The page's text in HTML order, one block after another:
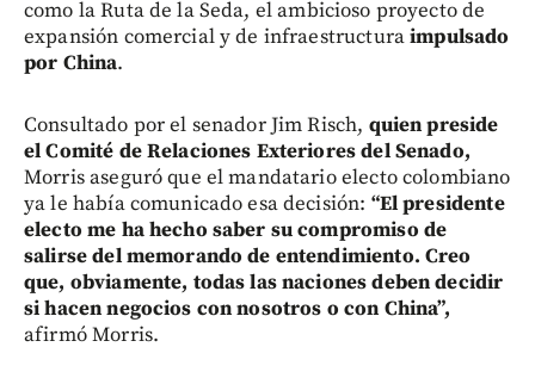
como la Ruta de la Seda, el ambicioso proyecto de
expansión comercial y de infraestructuraimpulsado
por China.
Consultado por el senador Jim Risch, quien preside
el Comité de Relaciones Exteriores del Senado,
Morris aseguró que el mandatario electo colombiano
ya le había comunicado esa decisión: “El presidente
electo me ha hecho saber su compromiso de
salirse del memorando de entendimiento. Creo
que, obviamente, todas las naciones deben decidir
si hacen negocios con nosotros o con China”,
afirmó Morris.